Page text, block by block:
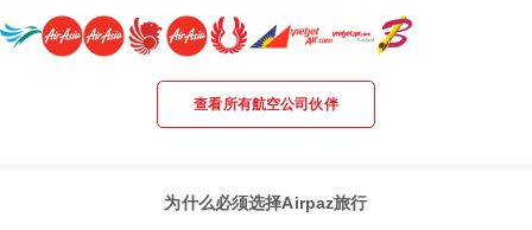
查看所有航空公司伙伴
为什么必须选择Airpaz旅行